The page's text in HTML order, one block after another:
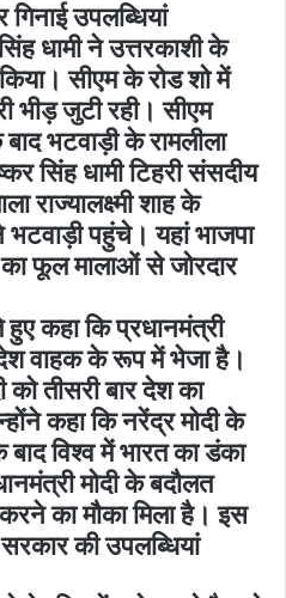
उपलब्धियां
धामी ने उत्तरकाशी के
सीएम के रोड शो में
भीड़ जुटी रही। सीएम
भटवाड़ी के रामलीला
सिंह धामी टिहरी संसदीय
राज्यालक्ष्मी शाह के
पहुंचे। यहां भाजपा
का फूल मालाओं से जोरदार
कहा कि प्रधानमंत्री
वाहक के रूप में भेजा है।
को तीसरी बार देश का
कहा कि नरेंद्र मोदी के
विश्व में भारत का डंका
मोदी के बदौलत
का मौका मिला है। इस
की उपलब्धियां